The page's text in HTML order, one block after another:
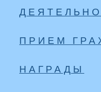
ПРИЕМ
НАГРАДЫ